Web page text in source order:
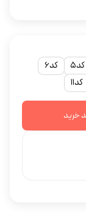
کد5
کد6
کد11
خرید